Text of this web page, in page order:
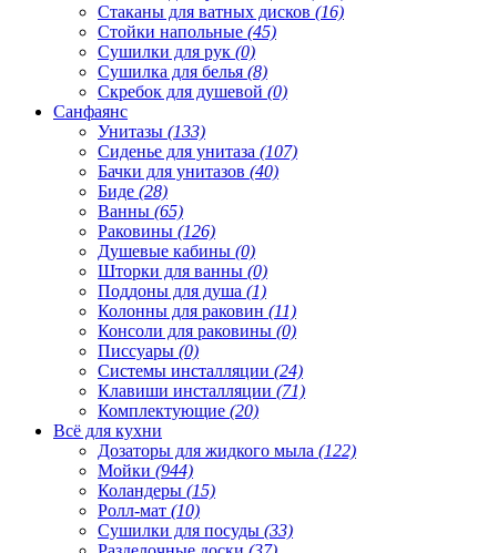
Стаканы для ватных дисков (16)
Стойки напольные (45)
Сушилки для рук (0)
Сушилка для белья (8)
Скребок для душевой (0)
Санфаянс
Унитазы (133)
Сиденье для унитаза (107)
Бачки для унитазов (40)
Биде (28)
Ванны (65)
Раковины (126)
Душевые кабины (0)
Шторки для ванны (0)
Поддоны для душа (1)
Колонны для раковин (11)
Консоли для раковины (0)
Писсуары (0)
Системы инсталляции (24)
Клавиши инсталляции (71)
Комплектующие (20)
Всё для кухни
Дозаторы для жидкого мыла (122)
Мойки (944)
Коландеры (15)
Ролл-мат (10)
Сушилки для посуды (33)